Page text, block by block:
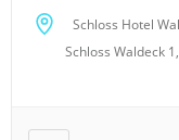
Schloss Hotel
Schloss Waldeck